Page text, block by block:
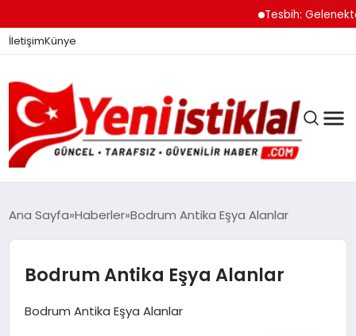
Tesbih: Gelenekten
İletişimKünye
DÜNYA
Ana Sayfa Haberler Bodrum Antika Eşya Alanlar
Bodrum Antika Eşya Alanlar
Bodrum Antika Eşya Alanlar